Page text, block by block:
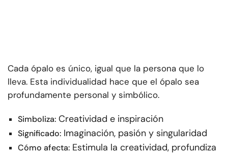
Cada ópalo es único, igual que la persona que lo
lleva. Esta individualidad hace que el ópalo sea
profundamente personal y simbólico.
Simboliza: Creatividad e inspiración
Significado: Imaginación, pasión y singularidad
Cómo afecta: Estimula la creatividad, profundiza